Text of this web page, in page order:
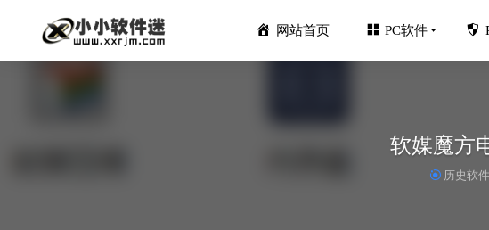
网站首页 PC软件
软媒魔方
历史软